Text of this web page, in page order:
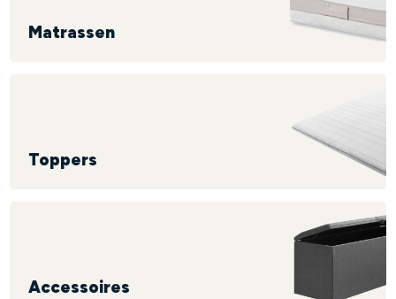
Matrassen
Toppers
Accessoires